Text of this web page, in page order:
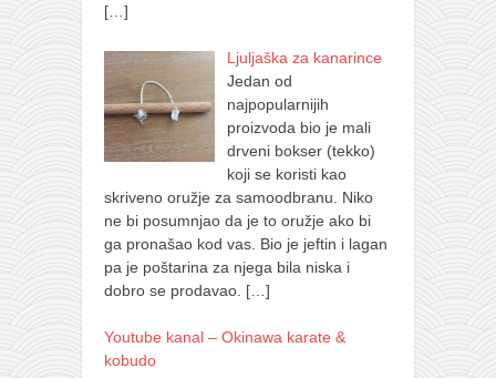
[…]
Ljuljaška za kanarince
Jedan od
najpopularnijih
proizvoda bio je mali
drveni bokser (tekko)
koji se koristi kao
skriveno oružje za samoodbranu. Niko
ne bi posumnjao da je to oružje ako bi
ga pronašao kod vas. Bio je jeftin i lagan
pa je poštarina za njega bila niska i
dobro se prodavao. […]
Youtube kanal – Okinawa karate &
kobudo